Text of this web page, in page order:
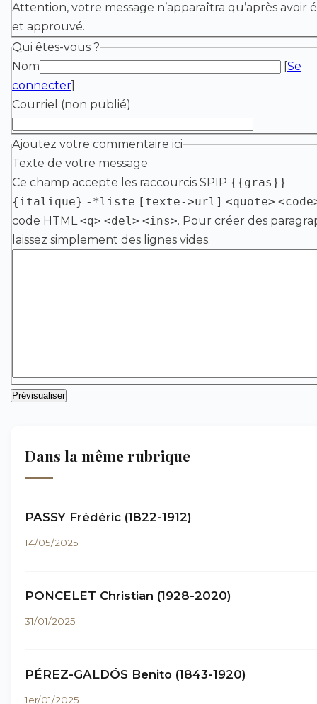
Attention, votre message n’apparaîtra qu’après avoir
et approuvé.
Qui êtes-vous ?
Nom
[Se
connecter]
Courriel (non publié)
Ajoutez votre commentaire ici
Texte de votre message
Ce champ accepte les raccourcis SPIP {{gras}}
{italique} -*liste [texte->url] <quote>
code HTML<q> <del> <ins>. Pour créer des
laissez simplement des lignes vides.
Dans la même rubrique
PASSY Frédéric (1822-1912)
14/05/2025
PONCELET Christian (1928-2020)
31/01/2025
PÉREZ-GALDÓS Benito (1843-1920)
1er/01/2025